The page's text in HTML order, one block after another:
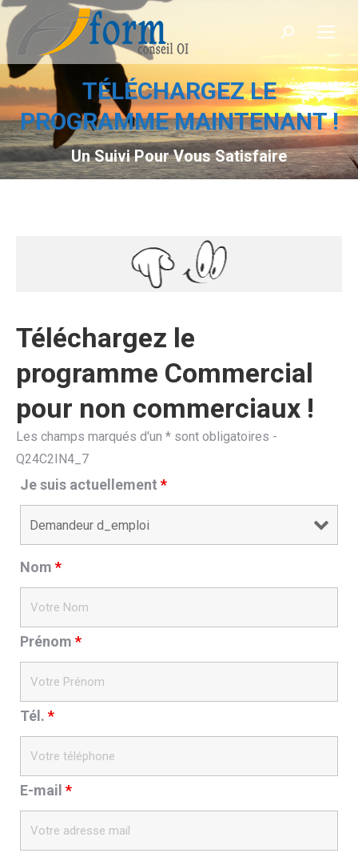
Recherche
TÉLÉCHARGEZ LE
PROGRAMME MAINTENANT !
Un Suivi Pour Vous Satisfaire
Téléchargez le
programme Commercial
pour non commerciaux !
Les champs marqués d'un * sont obligatoires -
Q24C2IN4_7
Je suis actuellement *
Nom *
Prénom *
Tél. *
E-mail *